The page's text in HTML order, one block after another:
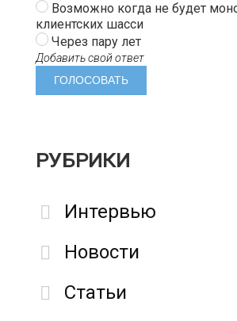
Возможно когда не будет
клиентских шасси
Через пару лет
Добавить свой ответ
РУБРИКИ
Интервью
Новости
Статьи